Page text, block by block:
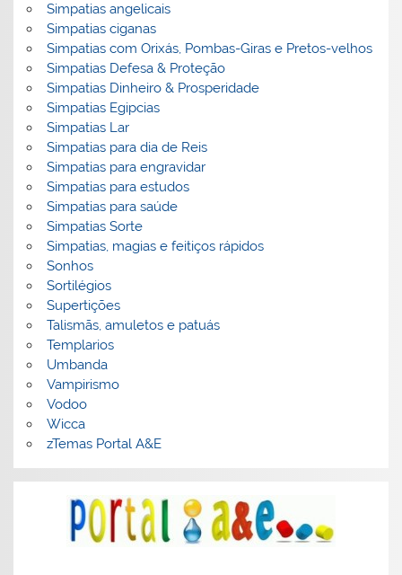
Simpatias angelicais
Simpatias ciganas
Simpatias com Orixás, Pombas-Giras e Pretos-velhos
Simpatias Defesa & Proteção
Simpatias Dinheiro & Prosperidade
Simpatias Egipcias
Simpatias Lar
Simpatias para dia de Reis
Simpatias para engravidar
Simpatias para estudos
Simpatias para saúde
Simpatias Sorte
Simpatias, magias e feitiços rápidos
Sonhos
Sortilégios
Supertições
Talismãs, amuletos e patuás
Templarios
Umbanda
Vampirismo
Vodoo
Wicca
zTemas Portal A&E